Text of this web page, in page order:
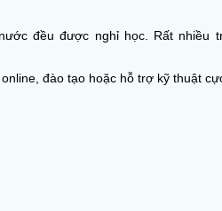
đều được nghỉ học. Rất nhiều
đào tạo hoặc hỗ trợ kỹ thuật